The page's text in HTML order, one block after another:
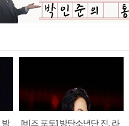
밤
[비즈 포토] 방탄소년단 진, 라